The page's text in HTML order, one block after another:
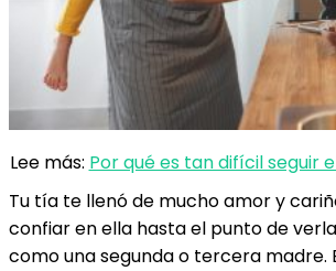
Lee más: Por qué es tan difícil seguir
Tu tía te llenó de mucho amor y
confiar en ella hasta el punto de
como una segunda o tercera madre.